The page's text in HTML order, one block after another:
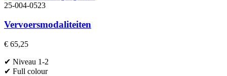
25-004-0523
Vervoersmodaliteiten
€ 65,25
✔ Niveau 1-2
✔ Full colour